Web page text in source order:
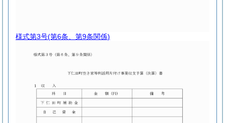
様式第3号(第6条、第9条関係)